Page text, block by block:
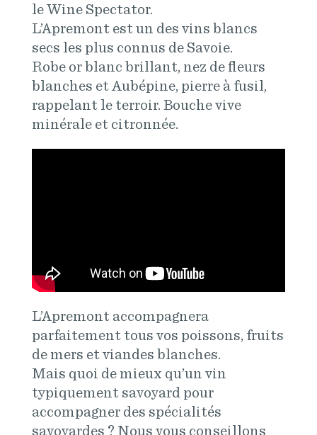
le Wine Spectator.
L’Apremont est un des vins blancs
secs les plus connus de Savoie.
Robe or blanc brillant, nez de fleurs
blanches et Aubépine, pierre à fusil,
rappelant le terroir. Bouche vive
minérale et citronnée.
L’Apremont accompagnera
parfaitement tous vos poissons, fruits
de mers et viandes blanches.
Mais quoi de mieux qu’un vin
typiquement savoyard pour
accompagner des spécialités
savoyardes ? Nous vous conseillons